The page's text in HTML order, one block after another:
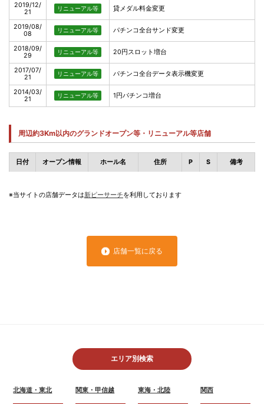
2019/12/
21
リニューアル等 貸メダル料金変更
2019/08/
08
リニューアル等 パチンコ全台サンド変更
2018/09/
29
リニューアル等 20円スロット増台
2017/07/
21
リニューアル等 パチンコ全台データ表示機変更
2014/03/
21
リニューアル等 1円パチンコ増台
周辺約3Km以内のグランドオープン等・リニューアル等店舗
日付 オープン情報 ホール名 住所 P S 備考
※当サイトの店舗データは新ピーサーチを利用しております
店舗一覧に戻る
エリア別検索
北海道・東北 関東・甲信越 東海・北陸 関西